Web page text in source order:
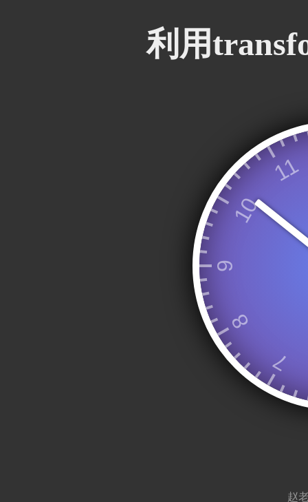
利用
7
8
9
10
11
赵